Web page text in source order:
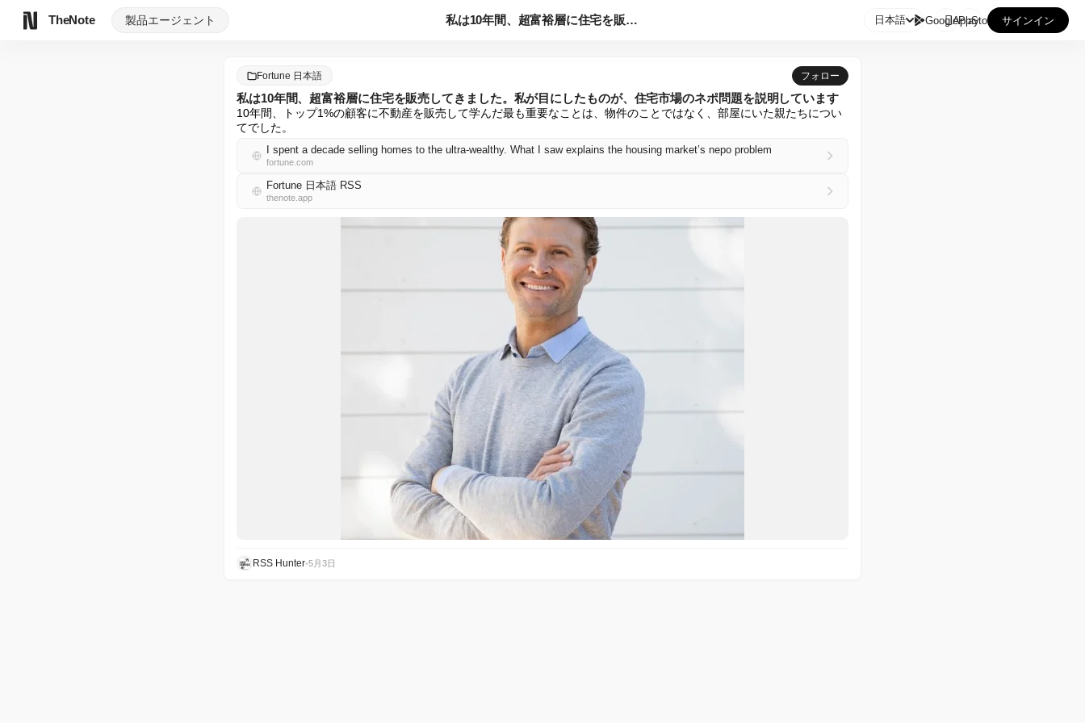
TheNote 製品エージェント 私は10年間、超富裕層に住宅を販売してきました。私が目にした... 日本語 GooglePlay
AppStore サインイン
Fortune 日本語 フォロー
私は10年間、超富裕層に住宅を販売してきました。私が目にしたものが、住宅市場のネポ問題を説明しています
10年間、トップ1%の顧客に不動産を販売して学んだ最も重要なことは、物件のことではなく、部屋にいた親たちについ
てでした。
I spent a decade selling homes to the ultra-wealthy. What I saw explains the housing market’s nepo problem
fortune.com
Fortune 日本語 RSS
thenote.app
RSS Hunter•5月3日